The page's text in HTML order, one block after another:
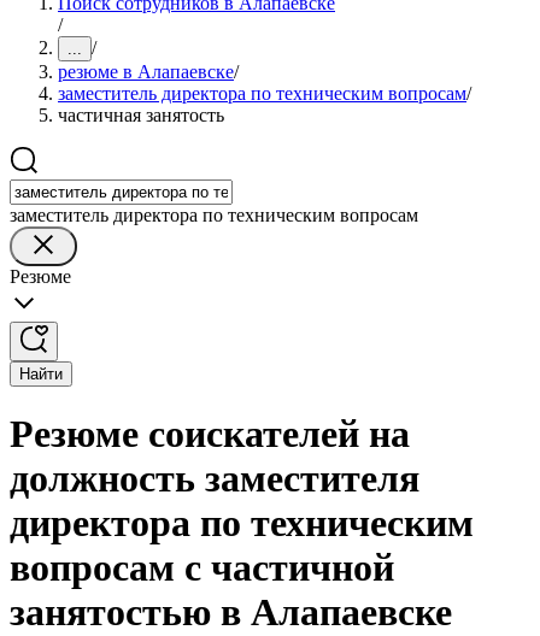
/
... /
резюме в Алапаевске/
заместитель директора по техническим вопросам/
частичная занятость
заместитель директора по техническим вопросам
Резюме
Найти
Резюме соискателей на
должность заместителя
директора по техническим
вопросам с частичной
занятостью в Алапаевске